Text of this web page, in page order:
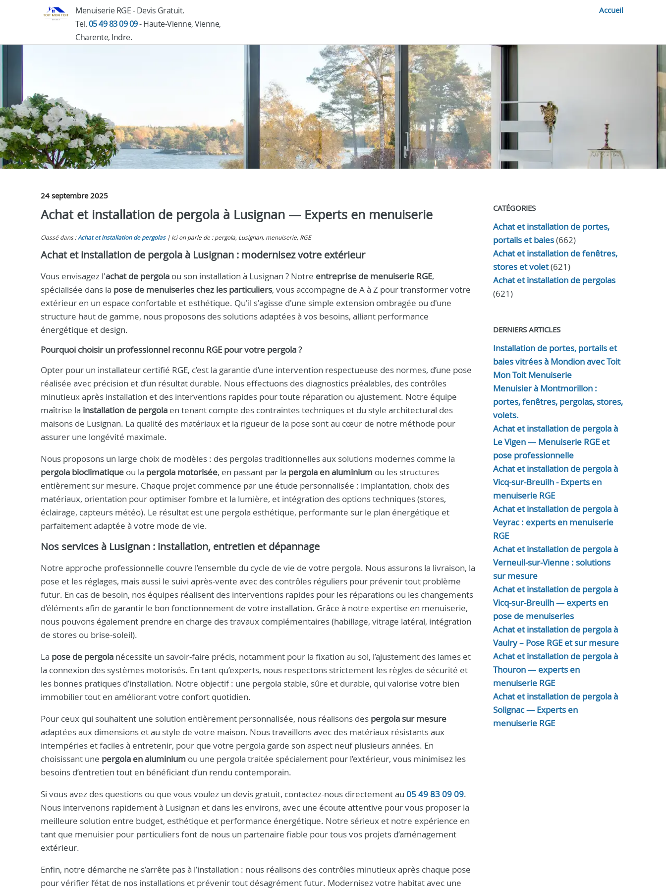
Menuiserie RGE - Devis Gratuit.
Tel.05 49 83 09 09- Haute-Vienne, Vienne,
Charente, Indre.
Accueil
24 septembre 2025
Achat et installation de pergola à Lusignan — Experts en menuiserie
Classé dans :Achat et installation de pergolas Ici on parle de : pergola, Lusignan, menuiserie, RGE
Achat et installation de pergola à Lusignan : modernisez votre extérieur
Vous envisagez l'achat de pergola ou son installation à Lusignan ? Notre entreprise de menuiserie RGE,
spécialisée dans la pose de menuiseries chez les particuliers, vous accompagne de A à Z pour transformer votre
extérieur en un espace confortable et esthétique. Qu'il s'agisse d'une simple extension ombragée ou d'une
structure haut de gamme, nous proposons des solutions adaptées à vos besoins, alliant performance
énergétique et design.
Pourquoi choisir un professionnel reconnu RGE pour votre pergola ?
Opter pour un installateur certifié RGE, c’est la garantie d’une intervention respectueuse des normes, d’une pose
réalisée avec précision et d’un résultat durable. Nous effectuons des diagnostics préalables, des contrôles
minutieux après installation et des interventions rapides pour toute réparation ou ajustement. Notre équipe
maîtrise la installation de pergola en tenant compte des contraintes techniques et du style architectural des
maisons de Lusignan. La qualité des matériaux et la rigueur de la pose sont au cœur de notre méthode pour
assurer une longévité maximale.
Nous proposons un large choix de modèles : des pergolas traditionnelles aux solutions modernes comme la
pergola bioclimatique ou la pergola motorisée, en passant par la pergola en aluminium ou les structures
entièrement sur mesure. Chaque projet commence par une étude personnalisée : implantation, choix des
matériaux, orientation pour optimiser l’ombre et la lumière, et intégration des options techniques (stores,
éclairage, capteurs météo). Le résultat est une pergola esthétique, performante sur le plan énergétique et
parfaitement adaptée à votre mode de vie.
Nos services à Lusignan : installation, entretien et dépannage
Notre approche professionnelle couvre l’ensemble du cycle de vie de votre pergola. Nous assurons la livraison, la
pose et les réglages, mais aussi le suivi après-vente avec des contrôles réguliers pour prévenir tout problème
futur. En cas de besoin, nos équipes réalisent des interventions rapides pour les réparations ou les changements
d’éléments afin de garantir le bon fonctionnement de votre installation. Grâce à notre expertise en menuiserie,
nous pouvons également prendre en charge des travaux complémentaires (habillage, vitrage latéral, intégration
de stores ou brise-soleil).
La pose de pergola nécessite un savoir-faire précis, notamment pour la fixation au sol, l’ajustement des lames et
la connexion des systèmes motorisés. En tant qu’experts, nous respectons strictement les règles de sécurité et
les bonnes pratiques d’installation. Notre objectif : une pergola stable, sûre et durable, qui valorise votre bien
immobilier tout en améliorant votre confort quotidien.
Pour ceux qui souhaitent une solution entièrement personnalisée, nous réalisons des pergola sur mesure
adaptées aux dimensions et au style de votre maison. Nous travaillons avec des matériaux résistants aux
intempéries et faciles à entretenir, pour que votre pergola garde son aspect neuf plusieurs années. En
choisissant une pergola en aluminium ou une pergola traitée spécialement pour l’extérieur, vous minimisez les
besoins d’entretien tout en bénéficiant d’un rendu contemporain.
Si vous avez des questions ou que vous voulez un devis gratuit, contactez-nous directement au 05 49 83 09 09.
Nous intervenons rapidement à Lusignan et dans les environs, avec une écoute attentive pour vous proposer la
meilleure solution entre budget, esthétique et performance énergétique. Notre sérieux et notre expérience en
tant que menuisier pour particuliers font de nous un partenaire fiable pour tous vos projets d’aménagement
extérieur.
Enfin, notre démarche ne s’arrête pas à l’installation : nous réalisons des contrôles minutieux après chaque pose
pour vérifier l’état de nos installations et prévenir tout désagrément futur. Modernisez votre habitat avec une
CATÉGORIES
Achat et installation de portes,
portails et baies(662)
Achat et installation de fenêtres,
stores et volet(621)
Achat et installation de pergolas
(621)
DERNIERS ARTICLES
Installation de portes, portails et
baies vitrées à Mondion avec Toit
Mon Toit Menuiserie
Menuisier à Montmorillon :
portes, fenêtres, pergolas, stores,
volets.
Achat et installation de pergola à
Le Vigen — Menuiserie RGE et
pose professionnelle
Achat et installation de pergola à
Vicq-sur-Breuilh - Experts en
menuiserie RGE
Achat et installation de pergola à
Veyrac : experts en menuiserie
RGE
Achat et installation de pergola à
Verneuil-sur-Vienne : solutions
sur mesure
Achat et installation de pergola à
Vicq-sur-Breuilh — experts en
pose de menuiseries
Achat et installation de pergola à
Vaulry – Pose RGE et sur mesure
Achat et installation de pergola à
Thouron — experts en
menuiserie RGE
Achat et installation de pergola à
Solignac — Experts en
menuiserie RGE